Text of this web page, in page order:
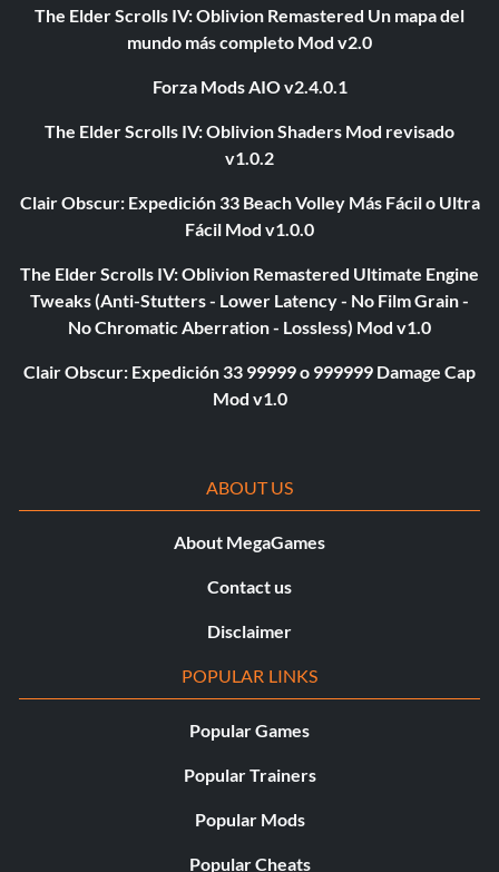
The Elder Scrolls IV: Oblivion Remastered Un mapa del
mundo más completo Mod v2.0
Forza Mods AIO v2.4.0.1
The Elder Scrolls IV: Oblivion Shaders Mod revisado
v1.0.2
Clair Obscur: Expedición 33 Beach Volley Más Fácil o Ultra
Fácil Mod v1.0.0
The Elder Scrolls IV: Oblivion Remastered Ultimate Engine
Tweaks (Anti-Stutters - Lower Latency - No Film Grain -
No Chromatic Aberration - Lossless) Mod v1.0
Clair Obscur: Expedición 33 99999 o 999999 Damage Cap
Mod v1.0
ABOUT US
About MegaGames
Contact us
Disclaimer
POPULAR LINKS
Popular Games
Popular Trainers
Popular Mods
Popular Cheats